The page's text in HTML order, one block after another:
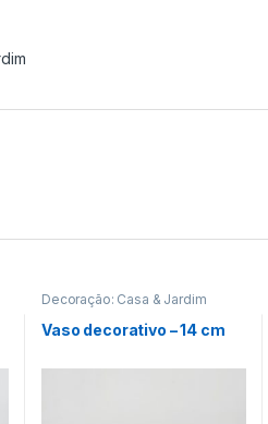
Decoração: Casa & Jardim
Vaso decorativo – 14 cm